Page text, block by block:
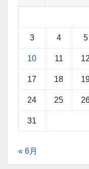
3 4 5
10 11 12
17 18
24 25
31
« 6月